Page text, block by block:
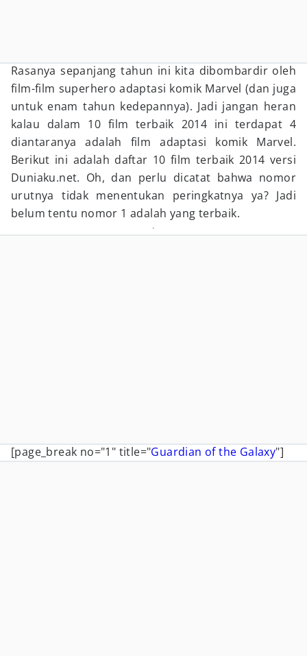
Rasanya sepanjang tahun ini kita dibombardir oleh
film-film superhero adaptasi komik Marvel (dan juga
untuk enam tahun kedepannya). Jadi jangan heran
kalau dalam 10 film terbaik 2014 ini terdapat 4
diantaranya adalah film adaptasi komik Marvel.
Berikut ini adalah daftar 10 film terbaik 2014 versi
Duniaku.net. Oh, dan perlu dicatat bahwa nomor
urutnya tidak menentukan peringkatnya ya? Jadi
belum tentu nomor 1 adalah yang terbaik.
[page_break no="1" title="Guardian of the Galaxy"]